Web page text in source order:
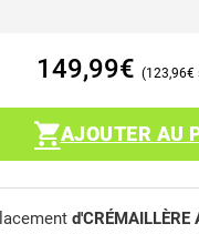
149,99€ 123,96€
AJOUTER AU
d'CRÉMAILLÈRE